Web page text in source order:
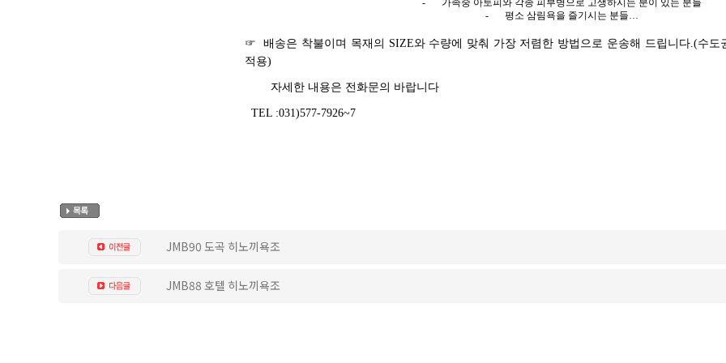
-
가족중 아토피와 각종 피부병으로 고생하시는 분이 있는 분들
-
평소 삼림욕을 즐기시는 분들…
☞ 배송은 착불이며 목재의 SIZE와 수량에 맞춰 가장 저렴한 방법으로 운송해 드립니다.(수도
적용)
자세한 내용은 전화문의 바랍니다
TEL :031)577-7926~7
JMB90 도곡 히노끼욕조
JMB88 호텔 히노끼욕조